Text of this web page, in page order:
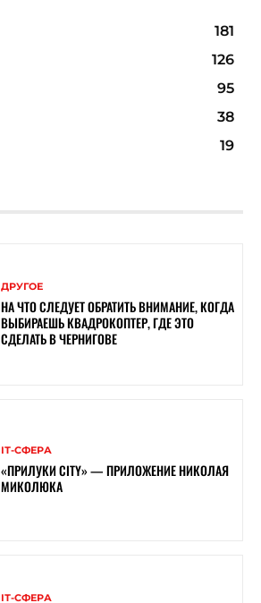
181
126
95
38
19
ДРУГОЕ
НА ЧТО СЛЕДУЕТ ОБРАТИТЬ ВНИМАНИЕ, КОГДА
ВЫБИРАЕШЬ КВАДРОКОПТЕР, ГДЕ ЭТО
СДЕЛАТЬ В ЧЕРНИГОВЕ
ІТ-СФЕРА
«ПРИЛУКИ CITY» — ПРИЛОЖЕНИЕ НИКОЛАЯ
МИКОЛЮКА
ІТ-СФЕРА